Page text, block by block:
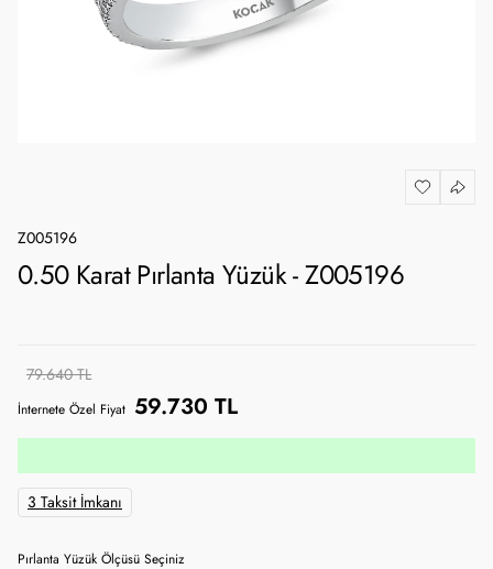
Z005196
0.50 Karat Pırlanta Yüzük - Z005196
79.640 TL
İnternete Özel Fiyat 59.730 TL
3 Taksit İmkanı
Pırlanta Yüzük Ölçüsü Seçiniz